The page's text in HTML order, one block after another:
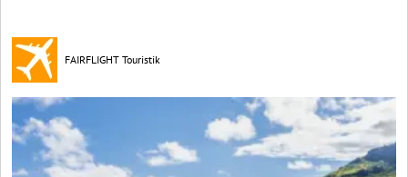
FAIRFLIGHT Touristik